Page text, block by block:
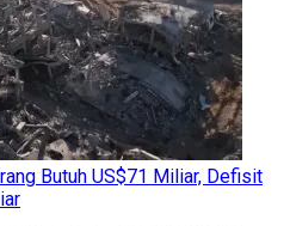
Butuh US$71 Miliar, Defisit